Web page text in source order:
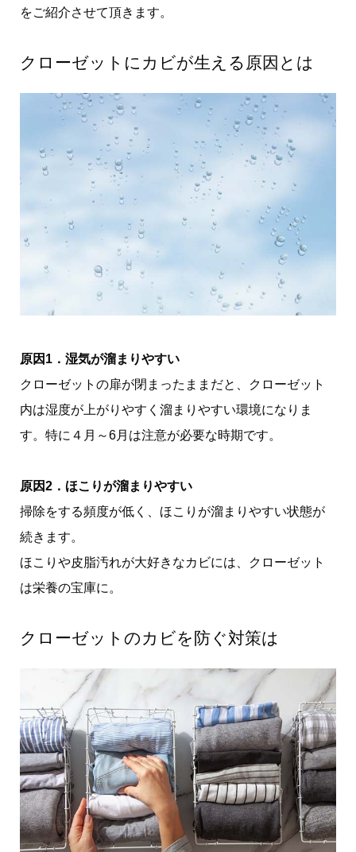
をご紹介させて頂きます。
クローゼットにカビが生える原因とは
原因1．湿気が溜まりやすい
クローゼットの扉が閉まったままだと、クローゼット
内は湿度が上がりやすく溜まりやすい環境になりま
す。特に４月～6月は注意が必要な時期です。
原因2．ほこりが溜まりやすい
掃除をする頻度が低く、ほこりが溜まりやすい状態が
続きます。
ほこりや皮脂汚れが大好きなカビには、クローゼット
は栄養の宝庫に。
クローゼットのカビを防ぐ対策は